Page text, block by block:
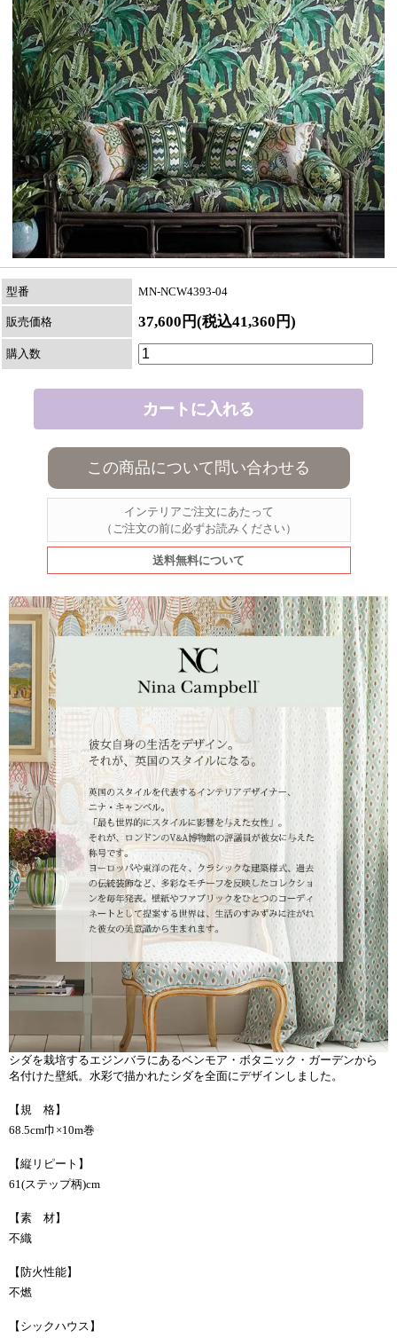
型番 MN-NCW4393-04
販売価格 37,600円(税込41,360円)
購入数
この商品について問い合わせる
インテリアご注文にあたって
（ご注文の前に必ずお読みください）
送料無料について
シダを栽培するエジンバラにあるベンモア・ボタニック・ガーデンから
名付けた壁紙。水彩で描かれたシダを全面にデザインしました。
【規 格】
68.5cm巾×10m巻
【縦リピート】
61(ステップ柄)cm
【素 材】
不織
【防火性能】
不燃
【シックハウス】